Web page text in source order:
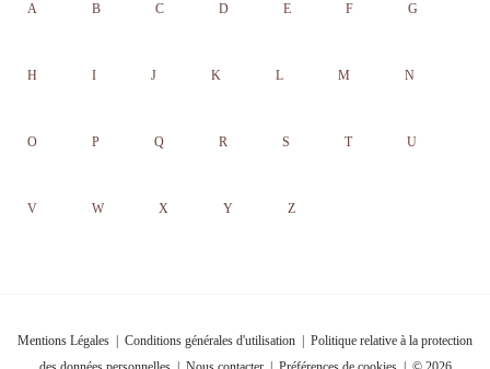
A B C D E F G
H I J K L M N
O P Q R S T U
V W X Y Z
Mentions Légales Conditions générales d'utilisation
Politique relative à la protection